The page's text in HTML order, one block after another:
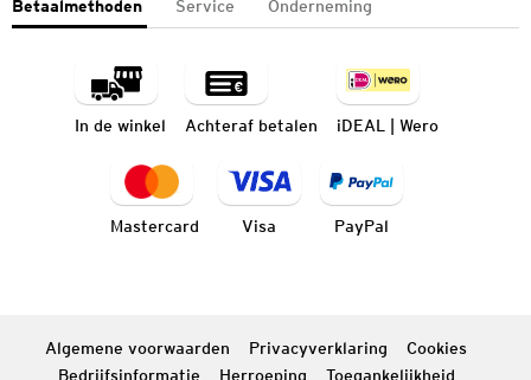
Betaalmethoden Service Onderneming
In de winkel Achteraf betalen iDEAL | Wero
Mastercard Visa PayPal
Algemene voorwaarden Privacyverklaring
Cookies
Bedrijfsinformatie
Herroeping Toegankelijkheid